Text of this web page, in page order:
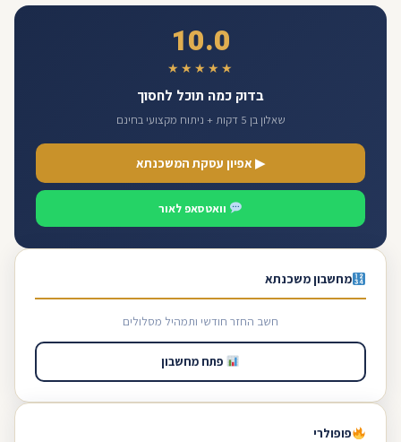
10.0
★★★★★
בדוק כמה תוכל לחסוך
שאלון בן 5 דקות + ניתוח מקצועי בחינם
▶ אפיון עסקת המשכנתא
וואטסאפ לאור
מחשבון משכנתא
חשב החזר חודשי ותמהיל מסלולים
פתח מחשבון
פופולרי